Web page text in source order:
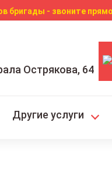
бригады - звоните
Острякова, 64
Другие услуги